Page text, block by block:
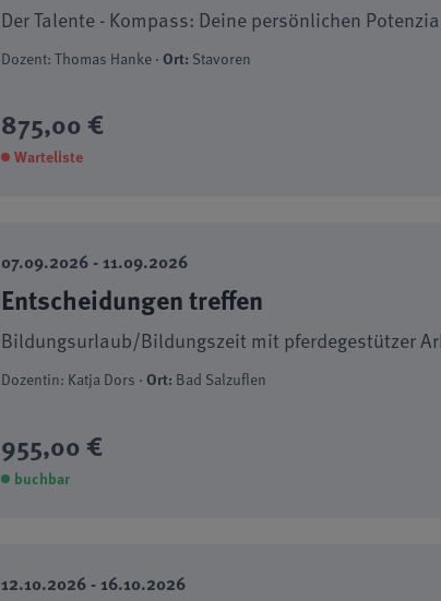
Der Talente - Kompass: Deine persönlichen
Dozent: Thomas Hanke ·Ort: Stavoren
875,00 €
Warteliste
07.09.2026 - 11.09.2026
Entscheidungen treffen
Bildungsurlaub/Bildungszeit mit pferdegestützer
Dozentin: Katja Dors ·Ort: Bad Salzuflen
955,00 €
buchbar
12.10.2026 - 16.10.2026